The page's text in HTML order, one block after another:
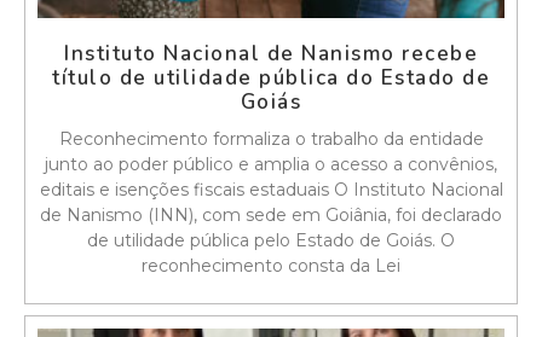
Instituto Nacional de Nanismo recebe
título de utilidade pública do Estado de
Goiás
Reconhecimento formaliza o trabalho da entidade
junto ao poder público e amplia o acesso a convênios,
editais e isenções fiscais estaduais O Instituto Nacional
de Nanismo (INN), com sede em Goiânia, foi declarado
de utilidade pública pelo Estado de Goiás. O
reconhecimento consta da Lei